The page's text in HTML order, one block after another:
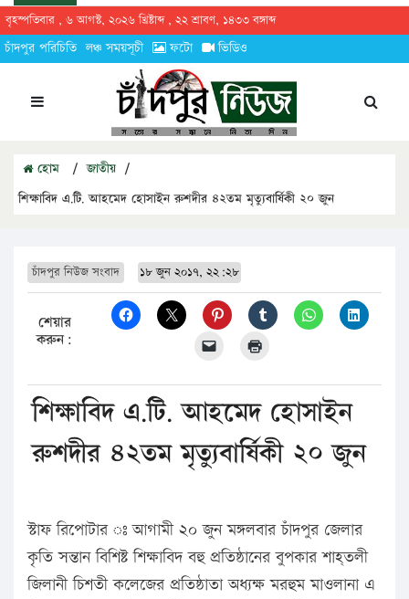
বৃহস্পতিবার , ৬ আগস্ট, ২০২৬ খ্রিষ্টাব্দ , ২২ শ্রাবণ, ১৪৩৩ বঙ্গাব্দ
চাঁদপুর পরিচিতি লঞ্চ সময়সূচী ফটো ভিডিও
হোম / জাতীয় /
শিক্ষাবিদ এ.টি. আহমেদ হোসাইন রুশদীর ৪২তম মৃত্যুবার্ষিকী ২০ জুন
চাঁদপুর নিউজ সংবাদ ১৮ জুন ২০১৭, ২২:২৮
শেয়ার
করুন:
শিক্ষাবিদ এ.টি. আহমেদ হোসাইন
রুশদীর ৪২তম মৃত্যুবার্ষিকী ২০ জুন
স্টাফ রিপোটার ঃ আগামী ২০ জুন মঙ্গলবার চাঁদপুর জেলার
কৃতি সন্তান বিশিষ্ট শিক্ষাবিদ বহু প্রতিষ্ঠানের বুপকার শাহ্তলী
জিলানী চিশতী কলেজের প্রতিষ্ঠাতা অধ্যক্ষ মরহুম মাওলানা এ